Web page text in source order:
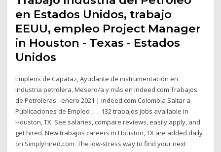
en Estados Unidos, trabajo
EEUU, empleo Project Manager
in Houston - Texas - Estados
Unidos
Empleos de Capataz, Ayudante de instrumentación en
industria petrolera, Mesero/a y más en Indeed.com Trabajos
de Petroleras - enero 2021 | Indeed.com Colombia Saltar a
Publicaciones de Empleo , … 132 trabajos jobs available in
Houston, TX. See salaries, compare reviews, easily apply, and
get hired. New trabajos careers in Houston, TX are added daily
on SimplyHired.com. The low-stress way to find your next